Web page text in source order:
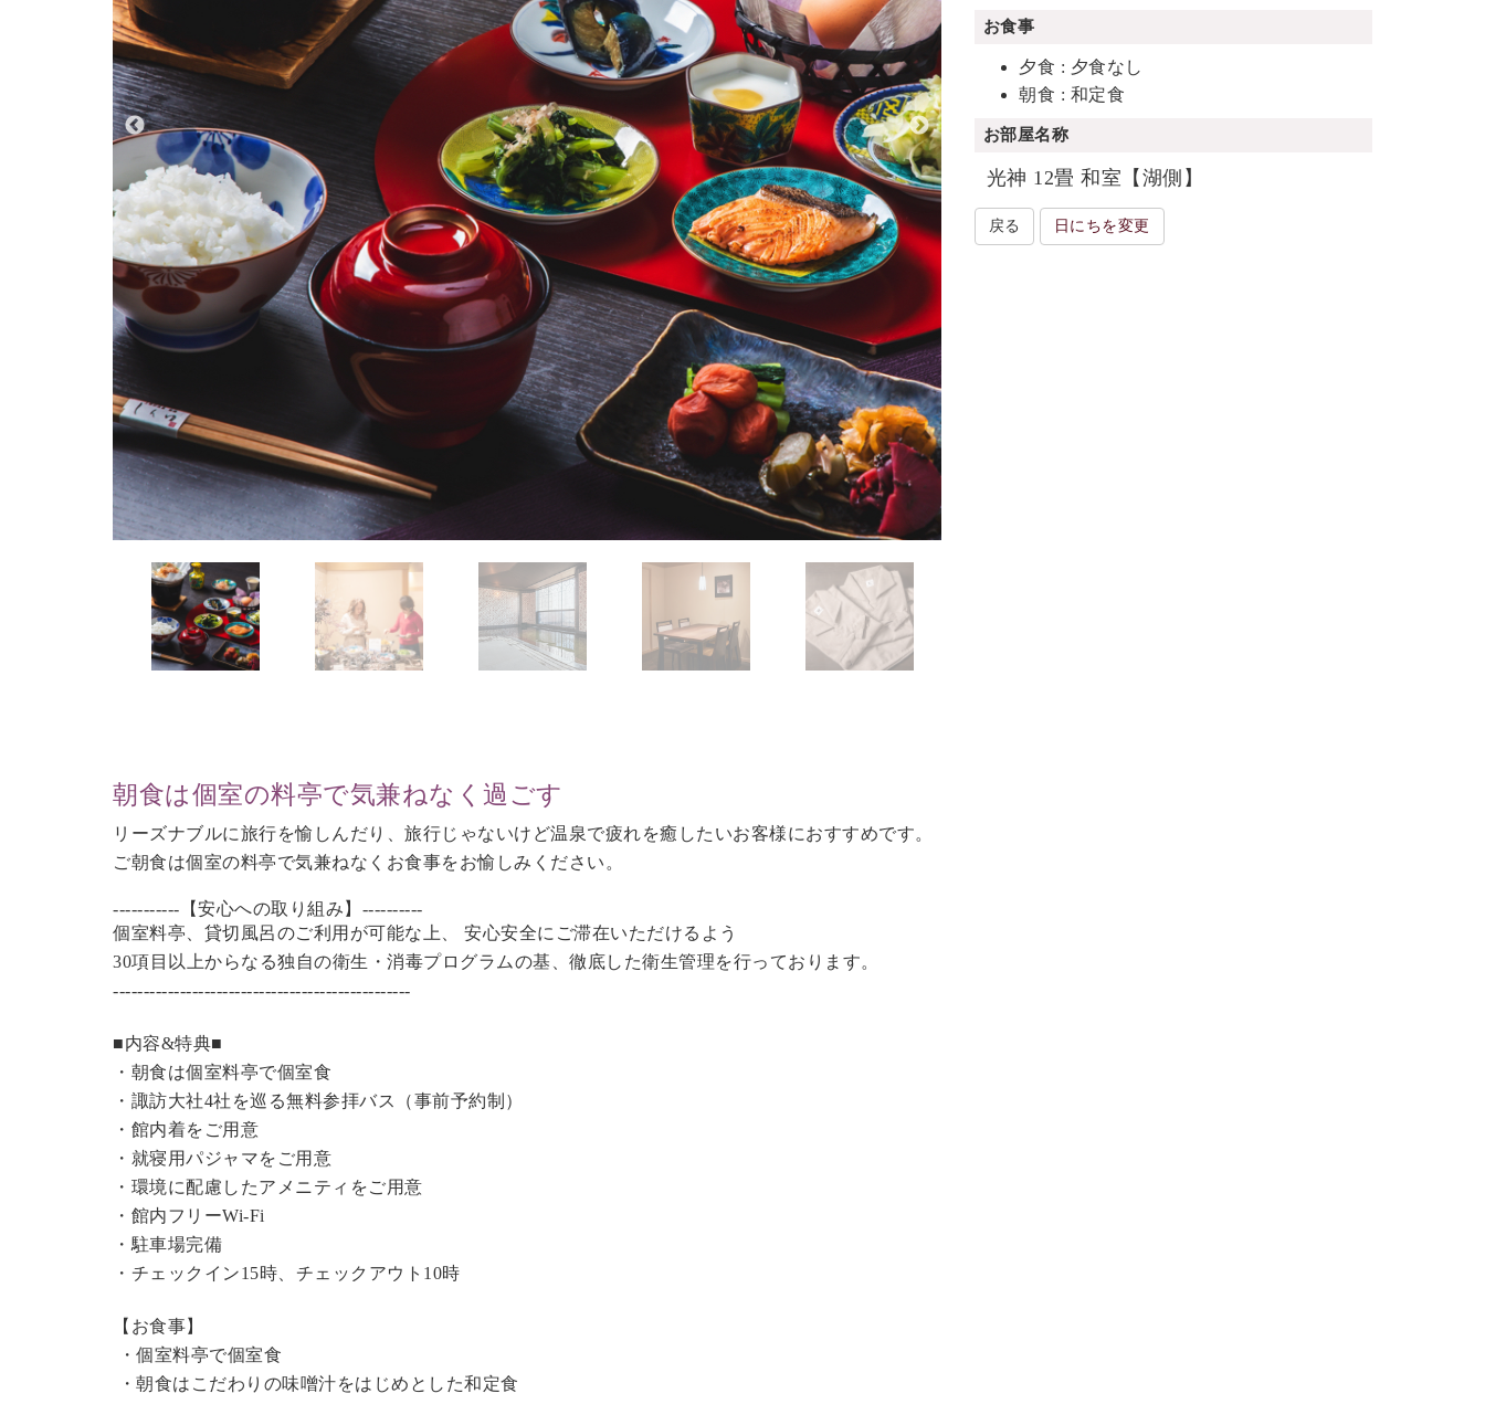
朝食は個室の料亭で気兼ねなく過ごす
リーズナブルに旅行を愉しんだり、旅行じゃないけど温泉で疲れを癒したいお客様におすすめです。
ご朝食は個室の料亭で気兼ねなくお食事をお愉しみください。
-----------【安心への取り組み】----------
個室料亭、貸切風呂のご利用が可能な上、 安心安全にご滞在いただけるよう
30項目以上からなる独自の衛生・消毒プログラムの基、徹底した衛生管理を行っております。
-------------------------------------------------
■内容&特典■
・朝食は個室料亭で個室食
・諏訪大社4社を巡る無料参拝バス（事前予約制）
・館内着をご用意
・就寝用パジャマをご用意
・環境に配慮したアメニティをご用意
・館内フリーWi-Fi
・駐車場完備
・チェックイン15時、チェックアウト10時
【お食事】
・個室料亭で個室食
・朝食はこだわりの味噌汁をはじめとした和定食
お食事
夕食 : 夕食なし
朝食 : 和定食
お部屋名称
光神 12畳 和室【湖側】
戻る 日にちを変更